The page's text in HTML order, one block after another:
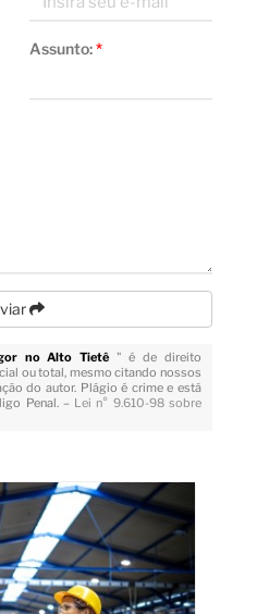
Assunto:*
no Alto Tietê " é de direito
ou total, mesmo citando nossos
do autor. Plágio é crime e está
Penal. – Lei n° 9.610-98 sobre